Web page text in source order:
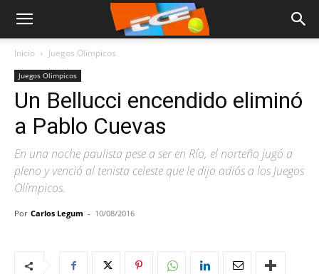
Inicio Juegos Olimpicos
Juegos Olimpicos
Un Bellucci encendido eliminó
a Pablo Cuevas
En una noche paulista pese a ser en Río, el norteño jugó a
pleno y venció al tenista celeste que le dijo adiós a los Juegos
Olímpicos.
Por Carlos Legum - 10/08/2016